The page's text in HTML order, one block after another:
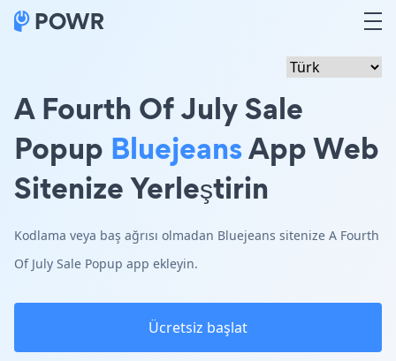
A Fourth Of July Sale
Popup BluejeansApp Web
Sitenize Yerleştirin
Kodlama veya baş ağrısı olmadan Bluejeans sitenize A Fourth
Of July Sale Popup app ekleyin.
Ücretsiz başlat